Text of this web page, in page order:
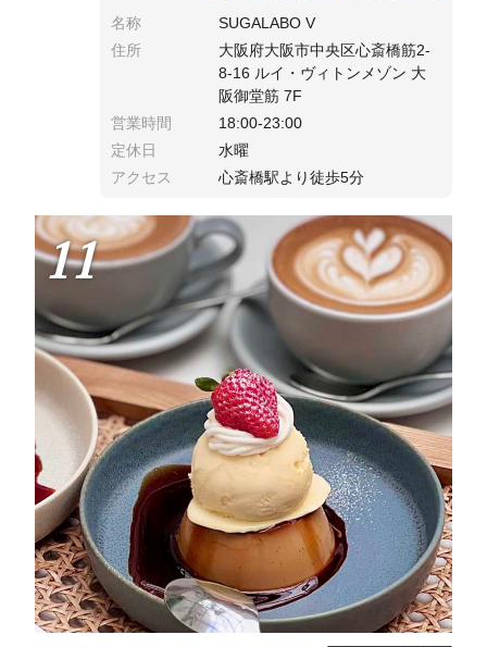
名称
SUGALABO V
住所
大阪府大阪市中央区心斎橋筋2-
8-16 ルイ・ヴィトンメゾン 大
阪御堂筋 7F
営業時間
18:00-23:00
定休日
水曜
アクセス
心斎橋駅より徒歩5分
11